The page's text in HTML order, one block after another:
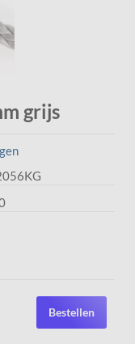
grijs
Bestellen